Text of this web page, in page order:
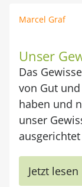
Marcel Graf
Unser
Das
von Gut
haben und
unser
Jetzt lesen